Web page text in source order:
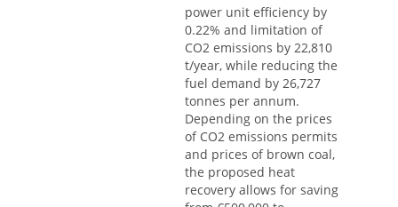
power unit efficiency by
0.22% and limitation of
CO2 emissions by 22,810
t/year, while reducing the
fuel demand by 26,727
tonnes per annum.
Depending on the prices
of CO2 emissions permits
and prices of brown coal,
the proposed heat
recovery allows for saving